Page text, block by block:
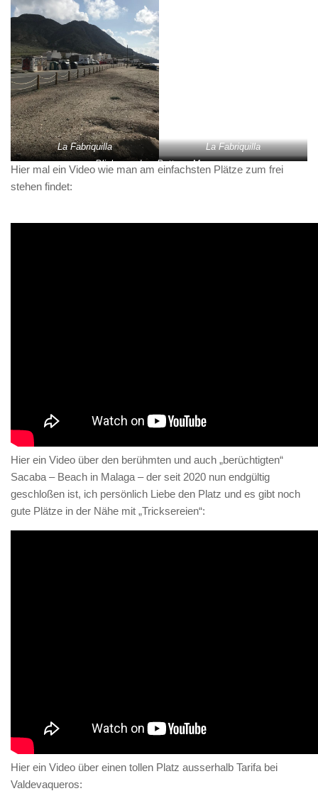
La Fabriquilla
La Fabriquilla
Blick aus dem Bett am Morgen
Hier mal ein Video wie man am einfachsten Plätze zum frei
stehen findet:
Hier ein Video über den berühmten und auch „berüchtigten“
Sacaba – Beach in Malaga – der seit 2020 nun endgültig
geschloßen ist, ich persönlich Liebe den Platz und es gibt noch
gute Plätze in der Nähe mit „Tricksereien“:
Hier ein Video über einen tollen Platz ausserhalb Tarifa bei
Valdevaqueros: